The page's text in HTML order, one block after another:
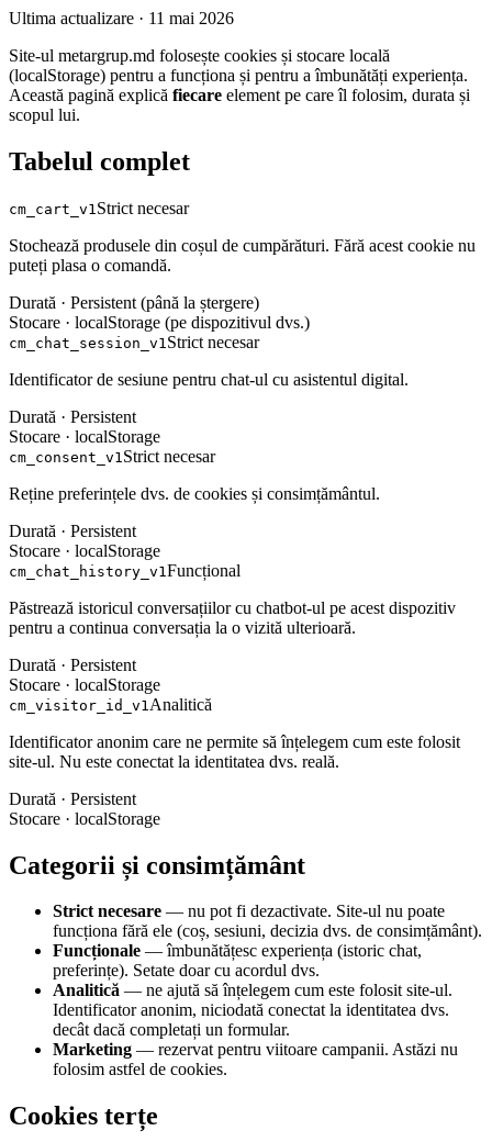
Ultima actualizare · 11 mai 2026
Site-ul metargrup.md folosește cookies și stocare locală
(localStorage) pentru a funcționa și pentru a îmbunătăți experiența.
Această pagină explică fiecare element pe care îl folosim, durata și
scopul lui.
Tabelul complet
cm_cart_v1 Strict necesar
Stochează produsele din coșul de cumpărături. Fără acest cookie nu
puteți plasa o comandă.
Durată · Persistent (până la ștergere)
Stocare · localStorage (pe dispozitivul dvs.)
cm_chat_session_v1 Strict necesar
Identificator de sesiune pentru chat-ul cu asistentul digital.
Durată · Persistent
Stocare · localStorage
cm_consent_v1 Strict necesar
Reține preferințele dvs. de cookies și consimțământul.
Durată · Persistent
Stocare · localStorage
cm_chat_history_v1 Funcțional
Păstrează istoricul conversațiilor cu chatbot-ul pe acest dispozitiv
pentru a continua conversația la o vizită ulterioară.
Durată · Persistent
Stocare · localStorage
cm_visitor_id_v1 Analitică
Identificator anonim care ne permite să înțelegem cum este folosit
site-ul. Nu este conectat la identitatea dvs. reală.
Durată · Persistent
Stocare · localStorage
Categorii și consimțământ
Strict necesare — nu pot fi dezactivate. Site-ul nu poate
funcționa fără ele (coș, sesiuni, decizia dvs. de consimțământ).
Funcționale — îmbunătățesc experiența (istoric chat,
preferințe). Setate doar cu acordul dvs.
Analitică — ne ajută să înțelegem cum este folosit site-ul.
Identificator anonim, niciodată conectat la identitatea dvs.
decât dacă completați un formular.
Marketing — rezervat pentru viitoare campanii. Astăzi nu
folosim astfel de cookies.
Cookies terțe